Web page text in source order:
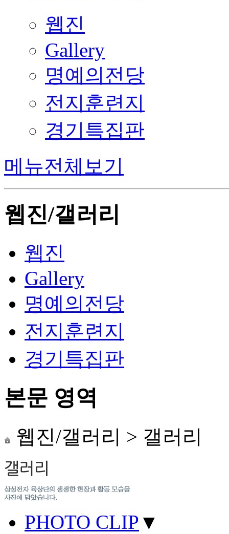
웹진
Gallery
명예의전당
전지훈련지
경기특집판
메뉴전체보기
웹진/갤러리
웹진
Gallery
명예의전당
전지훈련지
경기특집판
본문 영역
웹진/갤러리 > 갤러리
PHOTO CLIP ▼